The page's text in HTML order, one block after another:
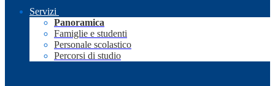
Servizi
Panoramica
Famiglie e studenti
Personale scolastico
Percorsi di studio